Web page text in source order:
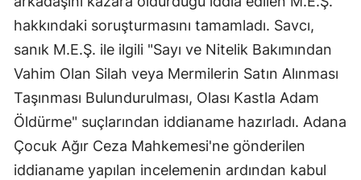
hakkındaki soruşturmasını tamamladı. Savcı,
sanık M.E.Ş. ile ilgili "Sayı ve Nitelik Bakımından
Vahim Olan Silah veya Mermilerin Satın Alınması
Taşınması Bulundurulması, Olası Kastla Adam
Öldürme" suçlarından iddianame hazırladı. Adana
Çocuk Ağır Ceza Mahkemesi'ne gönderilen
iddianame yapılan incelemenin ardından kabul